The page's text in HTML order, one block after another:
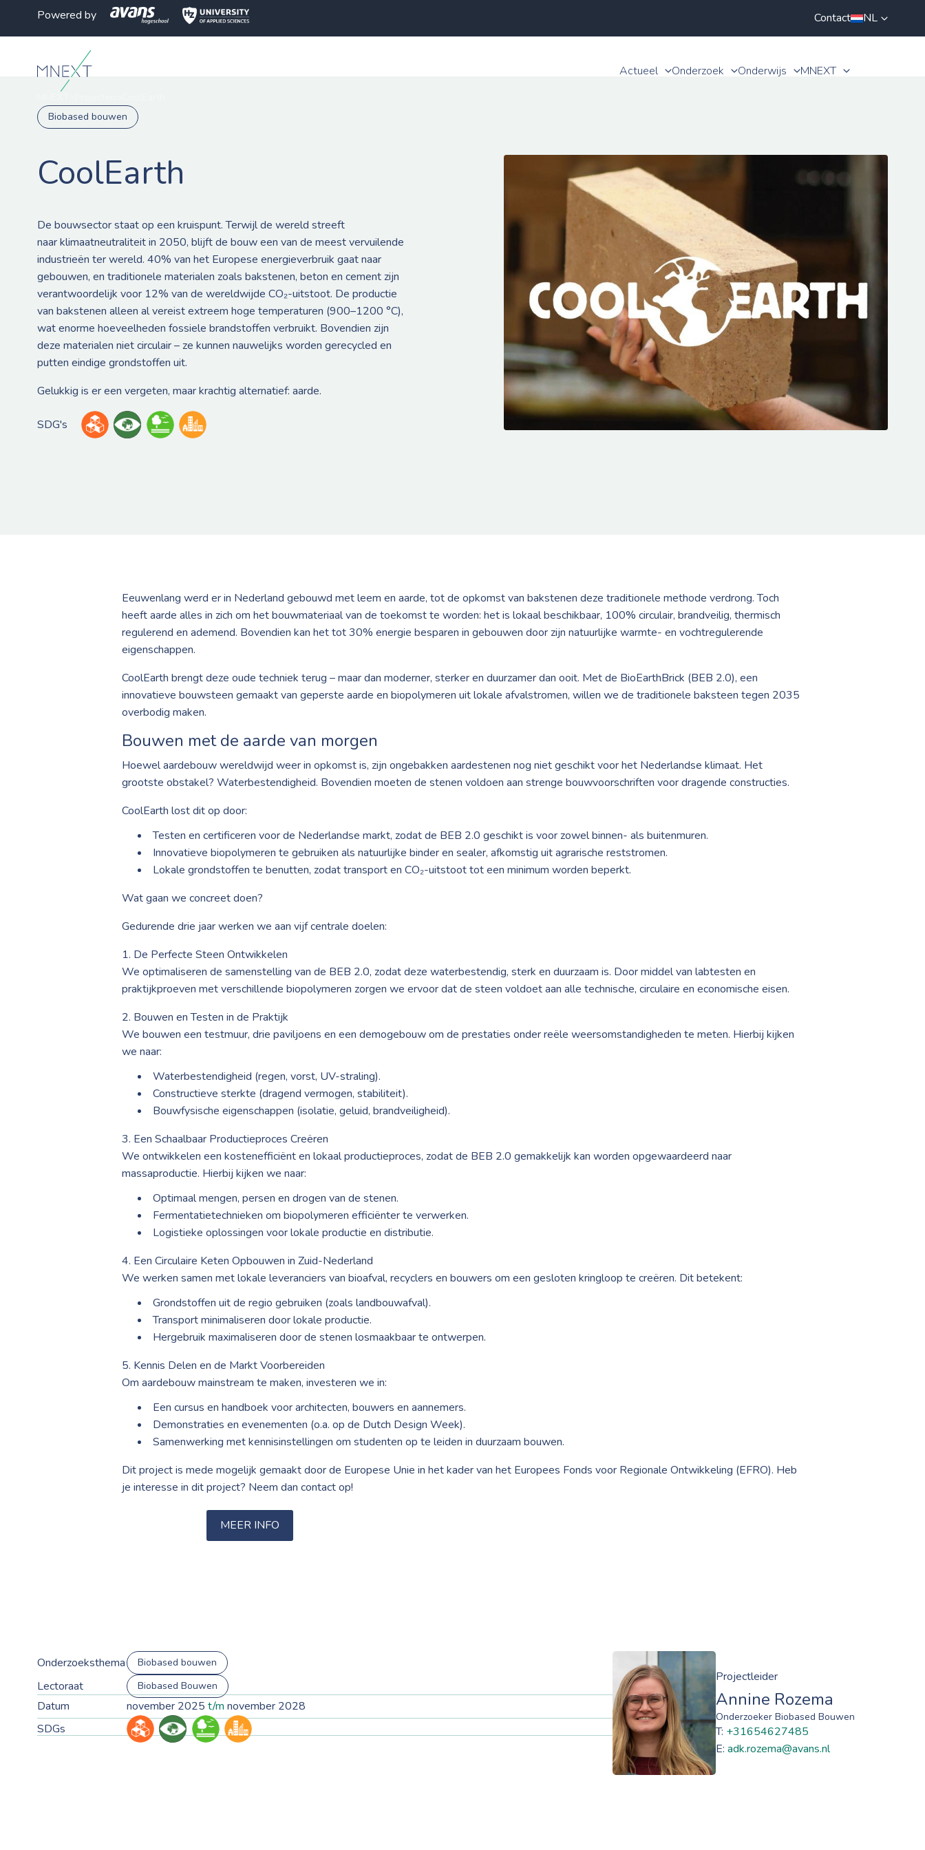
Powered by Contact NL
Actueel Onderzoek Onderwijs MNEXT
Biobased bouwen
CoolEarth
De bouwsector staat op een kruispunt. Terwijl de wereld streeft
naar klimaatneutraliteit in 2050, blijft de bouw een van de meest vervuilende
industrieën ter wereld. 40% van het Europese energieverbruik gaat naar
gebouwen, en traditionele materialen zoals bakstenen, beton en cement zijn
verantwoordelijk voor 12% van de wereldwijde CO₂-uitstoot. De productie
van bakstenen alleen al vereist extreem hoge temperaturen (900–1200 °C),
wat enorme hoeveelheden fossiele brandstoffen verbruikt. Bovendien zijn
deze materialen niet circulair – ze kunnen nauwelijks worden gerecycled en
putten eindige grondstoffen uit.
Gelukkig is er een vergeten, maar krachtig alternatief: aarde.
SDG's
Eeuwenlang werd er in Nederland gebouwd met leem en aarde, tot de opkomst van bakstenen deze traditionele methode verdrong. Toch
heeft aarde alles in zich om het bouwmateriaal van de toekomst te worden: het is lokaal beschikbaar, 100% circulair, brandveilig, thermisch
regulerend en ademend. Bovendien kan het tot 30% energie besparen in gebouwen door zijn natuurlijke warmte- en vochtregulerende
eigenschappen.
CoolEarth brengt deze oude techniek terug – maar dan moderner, sterker en duurzamer dan ooit. Met de BioEarthBrick (BEB 2.0), een
innovatieve bouwsteen gemaakt van geperste aarde en biopolymeren uit lokale afvalstromen, willen we de traditionele baksteen tegen 2035
overbodig maken.
Bouwen met de aarde van morgen
Hoewel aardebouw wereldwijd weer in opkomst is, zijn ongebakken aardestenen nog niet geschikt voor het Nederlandse klimaat. Het
grootste obstakel? Waterbestendigheid. Bovendien moeten de stenen voldoen aan strenge bouwvoorschriften voor dragende constructies.
CoolEarth lost dit op door:
Testen en certificeren voor de Nederlandse markt, zodat de BEB 2.0 geschikt is voor zowel binnen- als buitenmuren.
Innovatieve biopolymeren te gebruiken als natuurlijke binder en sealer, afkomstig uit agrarische reststromen.
Lokale grondstoffen te benutten, zodat transport en CO₂-uitstoot tot een minimum worden beperkt.
Wat gaan we concreet doen?
Gedurende drie jaar werken we aan vijf centrale doelen:
1. De Perfecte Steen Ontwikkelen
We optimaliseren de samenstelling van de BEB 2.0, zodat deze waterbestendig, sterk en duurzaam is. Door middel van labtesten en
praktijkproeven met verschillende biopolymeren zorgen we ervoor dat de steen voldoet aan alle technische, circulaire en economische eisen.
2. Bouwen en Testen in de Praktijk
We bouwen een testmuur, drie paviljoens en een demogebouw om de prestaties onder reële weersomstandigheden te meten. Hierbij kijken
we naar:
Waterbestendigheid (regen, vorst, UV-straling).
Constructieve sterkte (dragend vermogen, stabiliteit).
Bouwfysische eigenschappen (isolatie, geluid, brandveiligheid).
3. Een Schaalbaar Productieproces Creëren
We ontwikkelen een kostenefficiënt en lokaal productieproces, zodat de BEB 2.0 gemakkelijk kan worden opgewaardeerd naar
massaproductie. Hierbij kijken we naar:
Optimaal mengen, persen en drogen van de stenen.
Fermentatietechnieken om biopolymeren efficiënter te verwerken.
Logistieke oplossingen voor lokale productie en distributie.
4. Een Circulaire Keten Opbouwen in Zuid-Nederland
We werken samen met lokale leveranciers van bioafval, recyclers en bouwers om een gesloten kringloop te creëren. Dit betekent:
Grondstoffen uit de regio gebruiken (zoals landbouwafval).
Transport minimaliseren door lokale productie.
Hergebruik maximaliseren door de stenen losmaakbaar te ontwerpen.
5. Kennis Delen en de Markt Voorbereiden
Om aardebouw mainstream te maken, investeren we in:
Een cursus en handboek voor architecten, bouwers en aannemers.
Demonstraties en evenementen (o.a. op de Dutch Design Week).
Samenwerking met kennisinstellingen om studenten op te leiden in duurzaam bouwen.
Dit project is mede mogelijk gemaakt door de Europese Unie in het kader van het Europees Fonds voor Regionale Ontwikkeling (EFRO). Heb
je interesse in dit project? Neem dan contact op!
MEER INFO
Onderzoeksthema Biobased bouwen
Lectoraat Biobased Bouwen
Datum november 2025 t/m november 2028
SDGs
Projectleider
Annine Rozema
Onderzoeker Biobased Bouwen
T: +31654627485
E:adk.rozema@avans.nl